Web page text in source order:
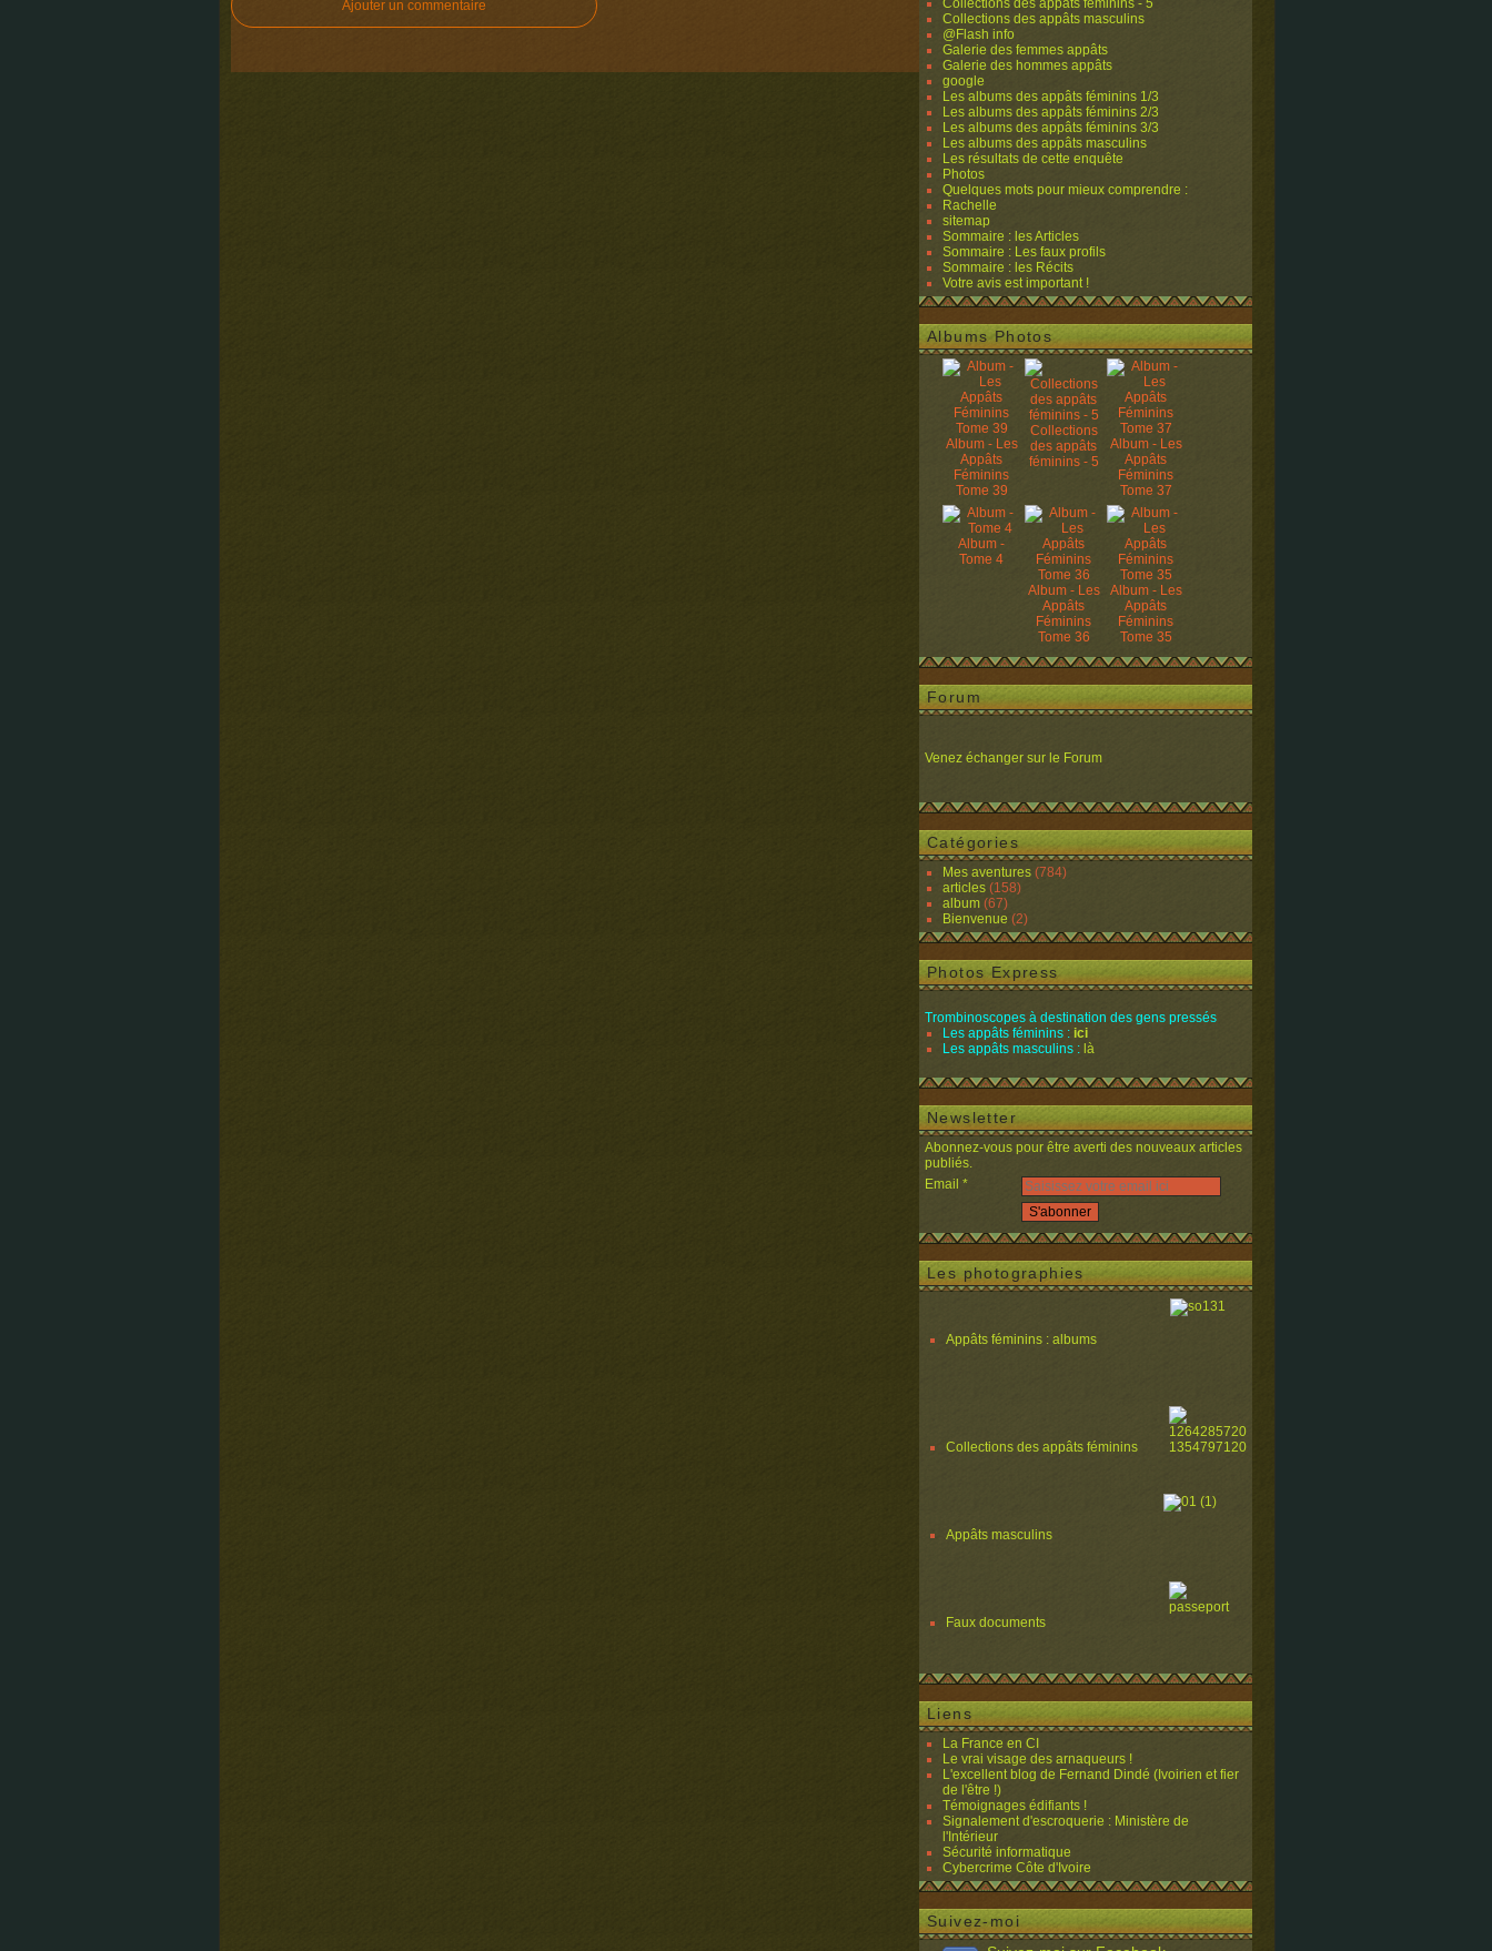
Ajouter un commentaire
Collections des appâts féminins - 5
Collections des appâts masculins
@Flash info
Galerie des femmes appâts
Galerie des hommes appâts
google
Les albums des appâts féminins 1/3
Les albums des appâts féminins 2/3
Les albums des appâts féminins 3/3
Les albums des appâts masculins
Les résultats de cette enquête
Photos
Quelques mots pour mieux comprendre :
Rachelle
sitemap
Sommaire : les Articles
Sommaire : Les faux profils
Sommaire : les Récits
Votre avis est important !
Albums Photos
Album - Les
Appâts
Féminins
Tome 39
Collections
des appâts
féminins - 5
Album - Les
Appâts
Féminins
Tome 37
Album -
Tome 4
Album - Les
Appâts
Féminins
Tome 36
Album - Les
Appâts
Féminins
Tome 35
Forum
Venez échanger sur le Forum
Catégories
Mes aventures (784)
articles (158)
album (67)
Bienvenue (2)
Photos Express
Trombinoscopes à destination des gens pressés
Les appâts féminins : ici
Les appâts masculins : là
Newsletter
Abonnez-vous pour être averti des nouveaux articles
publiés.
Email
Les photographies
Appâts féminins : albums
Collections des appâts féminins
Appâts masculins
Faux documents
Liens
La France en CI
Le vrai visage des arnaqueurs !
L'excellent blog de Fernand Dindé (Ivoirien et fier
de l'être !)
Témoignages édifiants !
Signalement d'escroquerie : Ministère de
l'Intérieur
Sécurité informatique
Cybercrime Côte d'Ivoire
Suivez-moi